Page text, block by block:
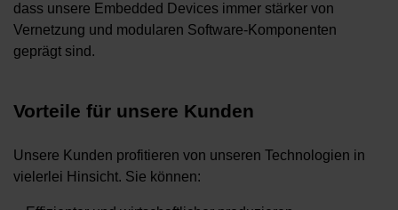
dass unsere Embedded Devices immer stärker von
Vernetzung und modularen Software-Komponenten
geprägt sind.
Vorteile für unsere Kunden
Unsere Kunden profitieren von unseren Technologien in
vielerlei Hinsicht. Sie können: